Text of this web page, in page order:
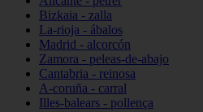
Bizkaia - zalla
La-rioja - ábalos
Madrid - alcorcón
Zamora - peleas-de-abajo
Cantabria - reinosa
A-coruña - carral
Illes-balears - pollença